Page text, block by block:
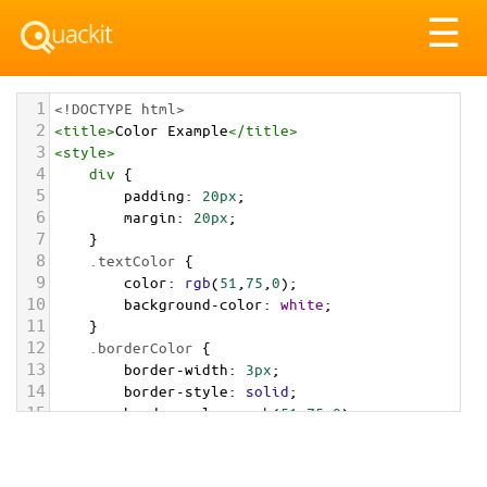
☰
1 <!DOCTYPE html>
2 <title>Color Example</title>
3 <style>
4 div {
5 padding: 20px;
6 margin: 20px;
7 }
8 .textColor {
9 color: rgb(51 75 0);
10 background-color: white;
11 }
12 .borderColor {
13 border-width: 3px;
14 border-style: solid;
15 border-color: rgb(51,75,0);